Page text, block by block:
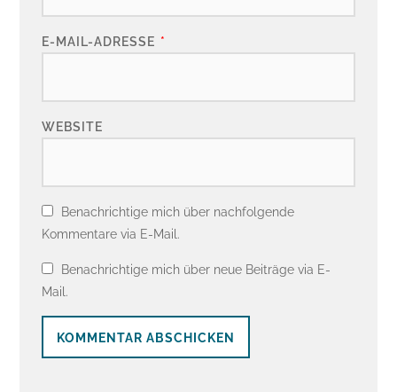
E-MAIL-ADRESSE *
WEBSITE
Benachrichtige mich über nachfolgende
Kommentare via E-Mail.
Benachrichtige mich über neue Beiträge via E-
Mail.